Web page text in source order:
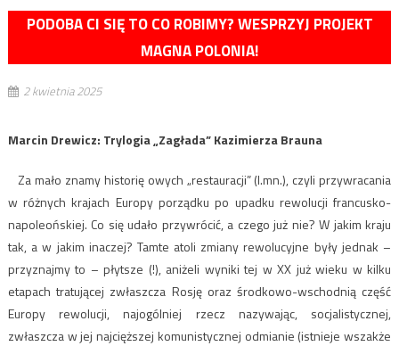
PODOBA CI SIĘ TO CO ROBIMY? WESPRZYJ PROJEKT
MAGNA POLONIA!
2 kwietnia 2025
Marcin Drewicz: Trylogia „Zagłada” Kazimierza Brauna
Za mało znamy historię owych „restauracji” (l.mn.), czyli przywracania
w różnych krajach Europy porządku po upadku rewolucji francusko-
napoleońskiej. Co się udało przywrócić, a czego już nie? W jakim kraju
tak, a w jakim inaczej? Tamte atoli zmiany rewolucyjne były jednak –
przyznajmy to – płytsze (!), aniżeli wyniki tej w XX już wieku w kilku
etapach tratującej zwłaszcza Rosję oraz środkowo-wschodnią część
Europy rewolucji, najogólniej rzecz nazywając, socjalistycznej,
zwłaszcza w jej najcięższej komunistycznej odmianie (istnieje wszakże